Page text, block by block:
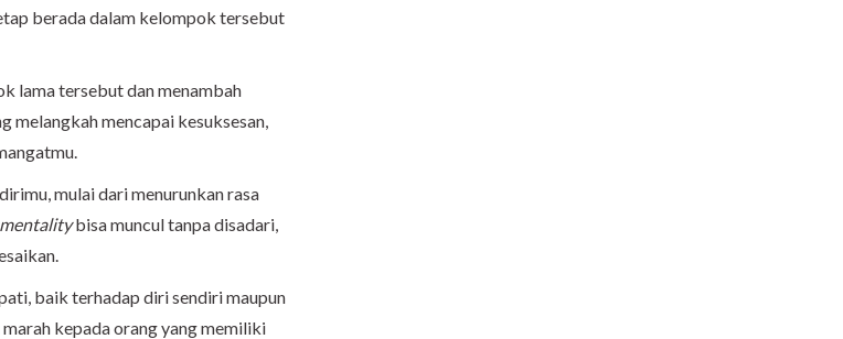
berada dalam kelompok tersebut
lama tersebut dan menambah
melangkah mencapai kesuksesan,
mulai dari menurunkan rasa
bisa muncul tanpa disadari,
baik terhadap diri sendiri maupun
kepada orang yang memiliki